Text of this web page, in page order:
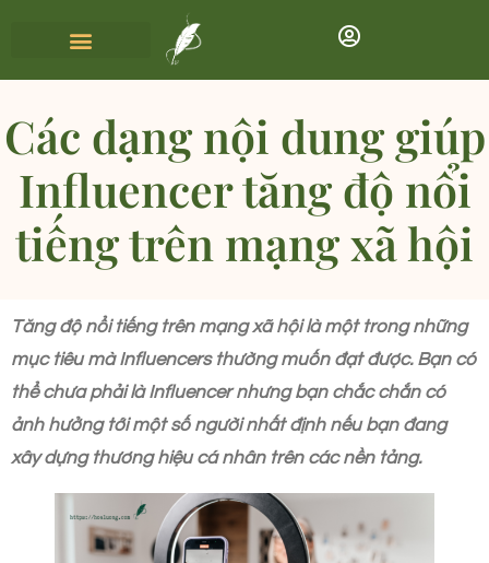
Các dạng nội dung giúp
Influencer tăng độ nổi
tiếng trên mạng xã hội
Tăng độ nổi tiếng trên mạng xã hội là một trong những
mục tiêu mà Influencers thường muốn đạt được. Bạn có
thể chưa phải là Influencer nhưng bạn chắc chắn có
ảnh hưởng tới một số người nhất định nếu bạn đang
xây dựng thương hiệu cá nhân trên các nền tảng.